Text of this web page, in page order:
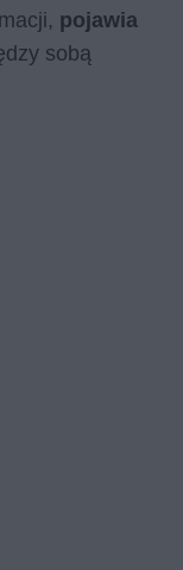
pojawia
sobą